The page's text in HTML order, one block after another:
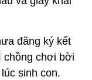
đăng ký kết
chồng chơi bời
sinh con.